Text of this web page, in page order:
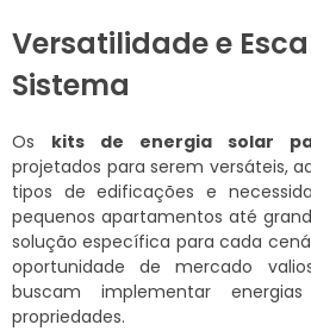
Versatilidade e
Sistema
Os kits de energia solar
projetados para serem versáteis,
tipos de edificações e
pequenos apartamentos até
solução específica para cada
oportunidade de mercado
buscam implementar
propriedades.